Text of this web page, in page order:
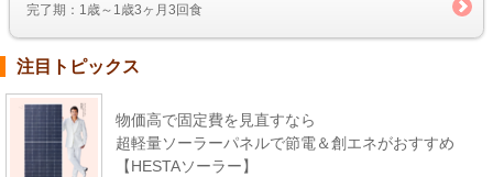
完了期：1歳～1歳3ヶ月3回食
注目トピックス
物価高で固定費を見直すなら
超軽量ソーラーパネルで節電＆創エネがおすすめ
【HESTAソーラー】